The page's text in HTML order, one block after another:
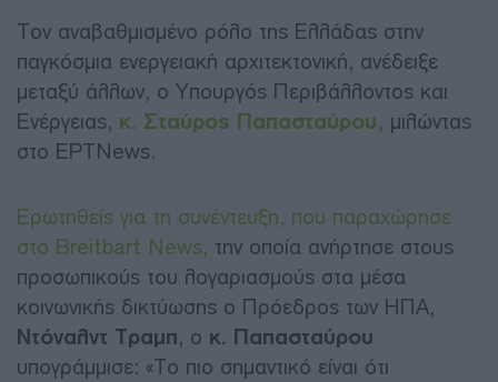
Τον αναβαθμισμένο ρόλο της Ελλάδας στην
παγκόσμια ενεργειακή αρχιτεκτονική, ανέδειξε
μεταξύ άλλων, ο Υπουργός Περιβάλλοντος και
Ενέργειας, κ. Σταύρος Παπασταύρου, μιλώντας
στο EΡTNews.
Ερωτηθείς για τη συνέντευξη, που παραχώρησε
στο Breitbart News, την οποία ανήρτησε στους
προσωπικούς του λογαριασμούς στα μέσα
κοινωνικής δικτύωσης ο Πρόεδρος των ΗΠΑ,
Ντόναλντ Τραμπ, ο κ. Παπασταύρου
υπογράμμισε: «Το πιο σημαντικό είναι ότι